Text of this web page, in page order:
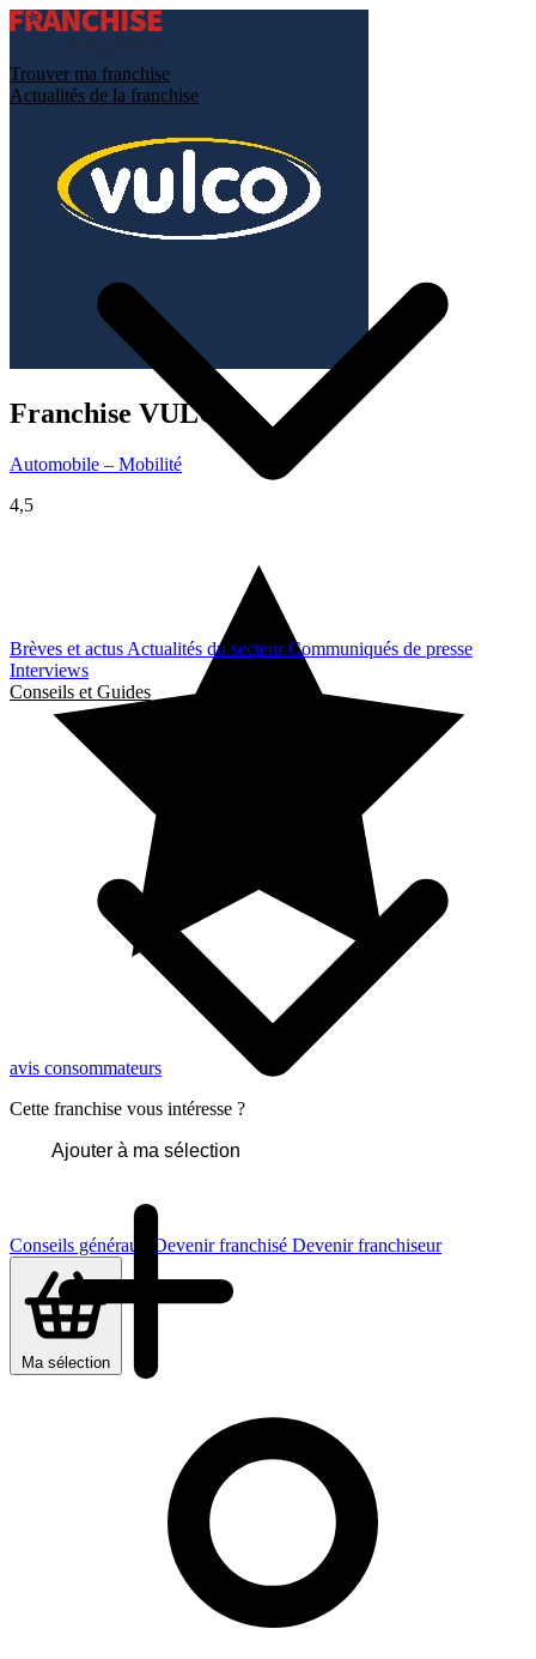
Trouver ma franchise
Actualités de la franchise
Brèves et actus Actualités du secteurCommuniqués de presse
Interviews
Conseils et Guides
Conseils généraux Devenir franchisé Devenir franchiseur
Ma sélection
Franchise VULCO
Automobile – Mobilité
4,5
avis consommateurs
Cette franchise vous intéresse ?
Ajouter à ma sélection